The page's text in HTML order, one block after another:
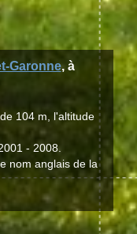
Garonne, à
104 m, l'altitude
- 2008.
nom anglais de la